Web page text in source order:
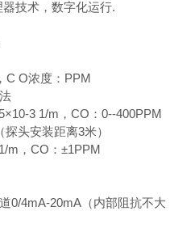
技术，数字化运行.
C O浓度：PPM
3 1/m，CO：0--400PPM
头安装距离3米）
m，CO：±1PPM
0/4mA-20mA（内部阻抗不大